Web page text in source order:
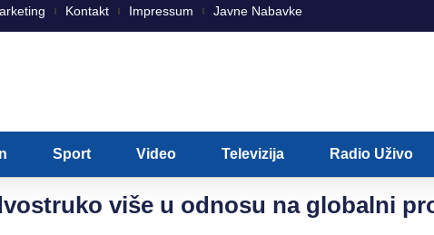
Kontakt Impressum Javne Nabavke
Sport Video Televizija Radio Uživo
više u odnosu na globalni